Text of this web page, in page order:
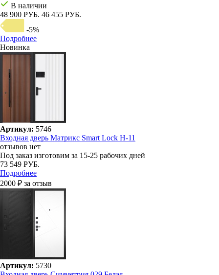
В наличии
48 900 РУБ. 46 455 РУБ.
-5%
Подробнее
Новинка
Артикул: 5746
Входная дверь Матрикс Smart Lock H-11
отзывов нет
Под заказ изготовим за 15-25 рабочих дней
73 549 РУБ.
Подробнее
2000 ₽ за отзыв
Артикул: 5730